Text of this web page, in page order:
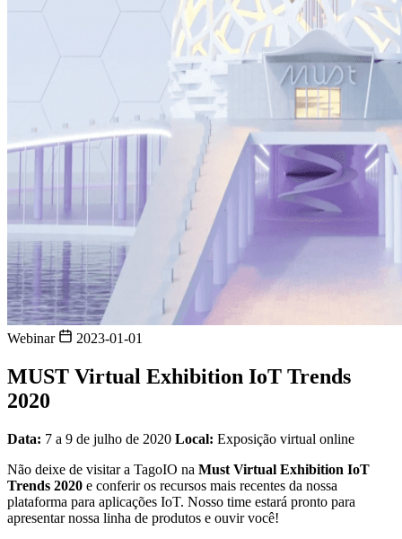
Webinar 2023-01-01
MUST Virtual Exhibition IoT Trends
2020
Data: 7 a 9 de julho de 2020 Local: Exposição virtual online
Não deixe de visitar a TagoIO na Must Virtual Exhibition IoT
Trends 2020 e conferir os recursos mais recentes da nossa
plataforma para aplicações IoT. Nosso time estará pronto para
apresentar nossa linha de produtos e ouvir você!